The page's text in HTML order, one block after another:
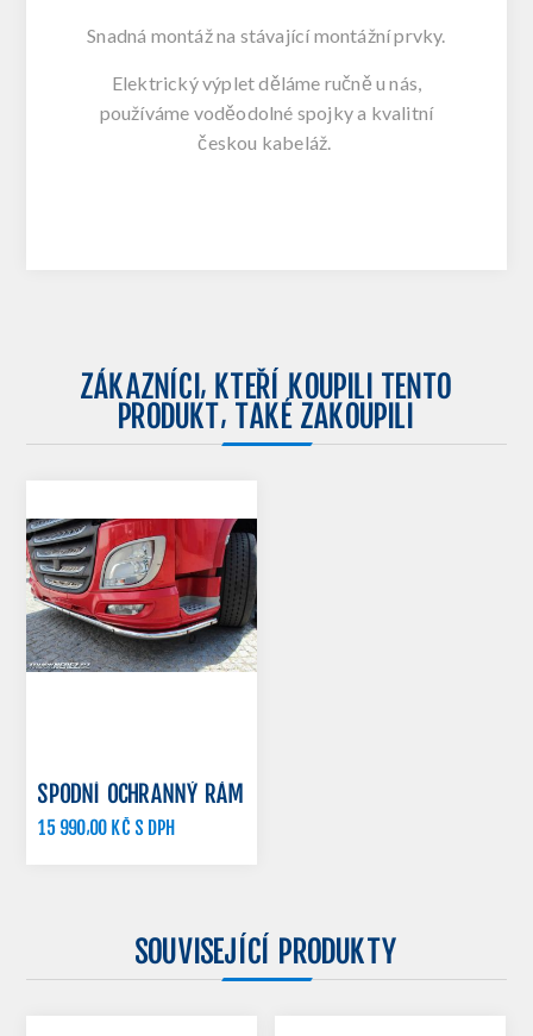
Snadná montáž na stávající montážní prvky.
Elektrický výplet děláme ručně u nás,
používáme voděodolné spojky a kvalitní
českou kabeláž.
ZÁKAZNÍCI, KTEŘÍ KOUPILI TENTO
PRODUKT, TAKÉ ZAKOUPILI
SPODNÍ OCHRANNÝ RÁM
15 990,00 KČ S DPH
SOUVISEJÍCÍ PRODUKTY